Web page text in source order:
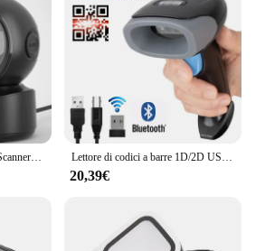
NETUM Desktop 2D QR Scanner di codici a barre, A5 vivavoce omnidirezionale USB grande lettore di codici a barre 1D QR Screen scansione di codici a barre Lettore di codici a barre 1D/2D USB cablato/Wireless 2.4G WIFI Bluetooth palmare codice a barre Scanner di codici QR immagine CMOS decodifica ad alta velocità
20,39€